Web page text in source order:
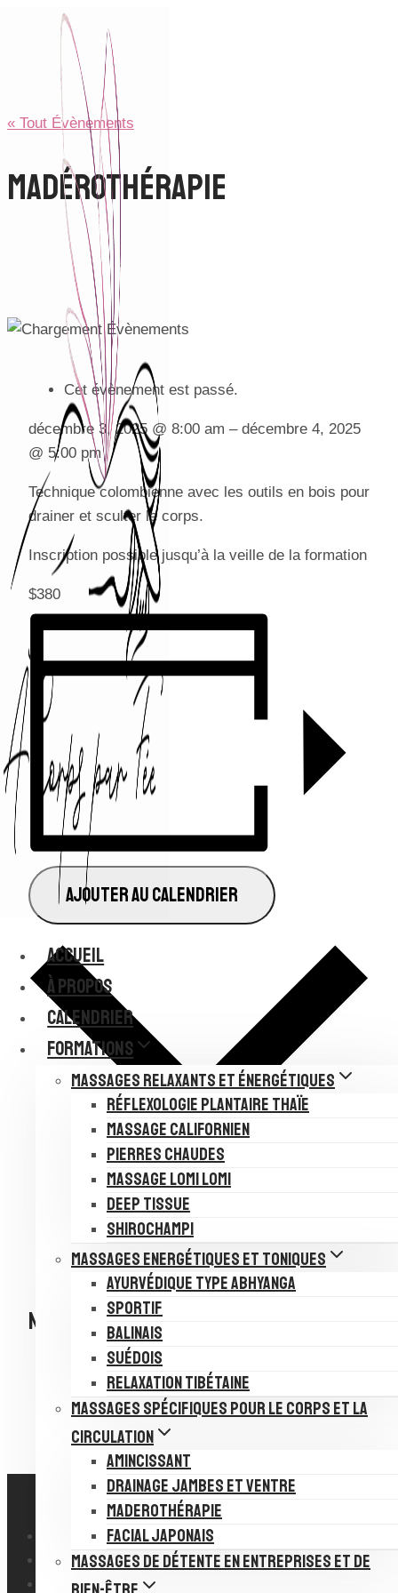
ACCUEIL
À PROPOS
CALENDRIER
FORMATIONS
MASSAGES RELAXANTS ET ÉNERGÉTIQUES
RÉFLEXOLOGIE PLANTAIRE THAÏE
MASSAGE CALIFORNIEN
PIERRES CHAUDES
MASSAGE LOMI LOMI
DEEP TISSUE
SHIROCHAMPI
MASSAGES ENERGÉTIQUES ET TONIQUES
AYURVÉDIQUE TYPE ABHYANGA
SPORTIF
BALINAIS
SUÉDOIS
RELAXATION TIBÉTAINE
MASSAGES SPÉCIFIQUES POUR LE CORPS ET LA
CIRCULATION
AMINCISSANT
DRAINAGE JAMBES ET VENTRE
MADEROTHÉRAPIE
FACIAL JAPONAIS
MASSAGES DE DÉTENTE EN ENTREPRISES ET DE
« Tout Évènements
Madérothérapie
Cet évènement est passé.
décembre 3, 2025 @ 8:00 am – décembre 4, 2025
@ 5:00 pm
Technique colombienne avec les outils en bois pour
drainer et sculter le corps.
Inscription possible jusqu’à la veille de la formation
$380
AJOUTER AU CALENDRIER
Google Agenda
iCalendar
Outlook 365
Outlook Live
Navigation Évènement
Deep Tissue
DRAINaGE JAMBE ET VENTRE»
MENTIONS LÉGALES
DES QUESTIONS ?
CONTACT